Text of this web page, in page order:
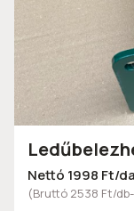
Nettó 1998 Ft/
(Bruttó 2538 Ft/